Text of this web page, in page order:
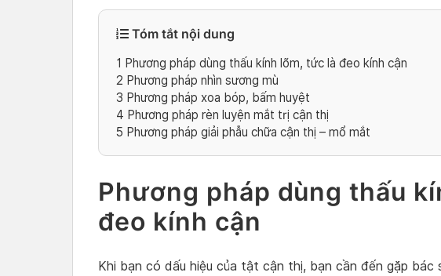
Tóm tắt nội dung
1 Phương pháp dùng thấu kính lõm, tức là đeo kính cận
2 Phương pháp nhìn sương mù
3 Phương pháp xoa bóp, bấm huyệt
4 Phương pháp rèn luyện mắt trị cận thị
5 Phương pháp giải phẫu chữa cận thị – mổ mắt
Phương pháp dùng thấu
đeo kính cận
Khi bạn có dấu hiệu của tật cận thị, bạn cần đến gặp